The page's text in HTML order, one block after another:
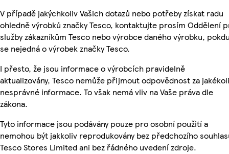
V případě jakýchkoliv Vašich dotazů nebo potřeby získat radu
ohledně výrobků značky Tesco, kontaktujte prosím Oddělení
služby zákazníkům Tesco nebo výrobce daného výrobku,
se nejedná o výrobek značky Tesco.
I přesto, že jsou informace o výrobcích pravidelně
aktualizovány, Tesco nemůže přijmout odpovědnost za
nesprávné informace. To však nemá vliv na Vaše práva dle
zákona.
Tyto informace jsou podávány pouze pro osobní použití a
nemohou být jakkoliv reprodukovány bez předchozího
Tesco Stores Limited ani bez řádného uvedení zdroje.